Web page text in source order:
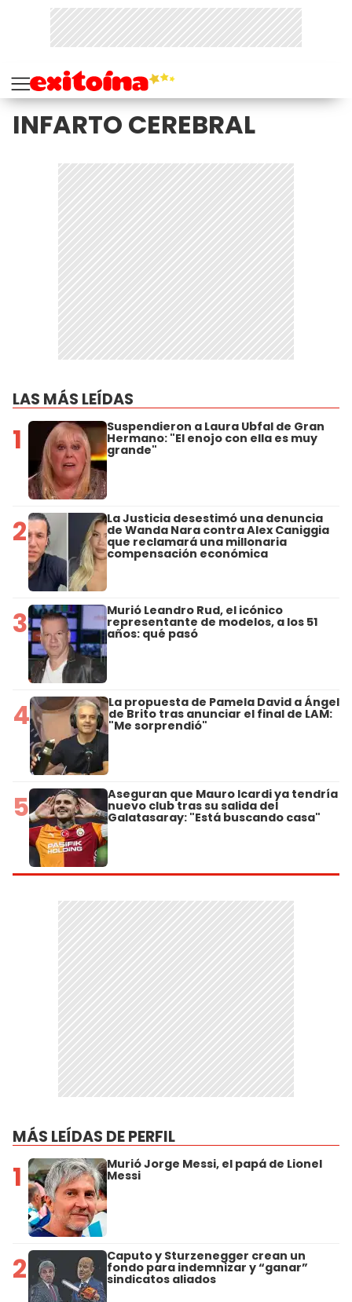
INFARTO CEREBRAL
LAS MÁS LEÍDAS
1 Suspendieron a Laura Ubfal de Gran
Hermano: "El enojo con ella es muy
grande"
2 La Justicia desestimó una denuncia
de Wanda Nara contra Alex Caniggia
que reclamará una millonaria
compensación económica
3 Murió Leandro Rud, el icónico
representante de modelos, a los 51
años: qué pasó
4 La propuesta de Pamela David a Ángel
de Brito tras anunciar el final de LAM:
"Me sorprendió"
5 Aseguran que Mauro Icardi ya tendría
nuevo club tras su salida del
Galatasaray: "Está buscando casa"
MÁS LEÍDAS DE PERFIL
1 Murió Jorge Messi, el papá de Lionel
Messi
2 Caputo y Sturzenegger crean un
fondo para indemnizar y “ganar”
sindicatos aliados